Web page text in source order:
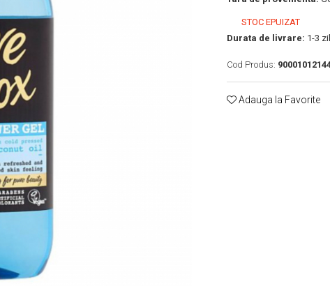
STOC EPUIZAT
Durata de livrare: 1-3
Cod Produs:
Adauga la Favorite